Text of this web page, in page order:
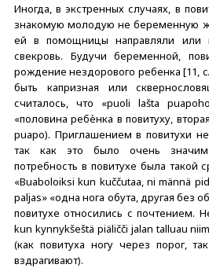
Иногда, в экстренных случаях, в
знакомую молодую не беременную
ей в помощницы направляли
свекровь. Будучи беременной,
рождение нездорового ребенка [11,
быть капризная или
считалось, что «puoli lašta
«половина ребѐнка в повитуху,
puapo). Приглашением в повитухи
так как это было очень
потребность в повитухе была такой
«Buaboloiksi kun kuččutaa, ni männä
paljas» «одна нога обута, другая без
повитухе относились с почтением.
kun kynnykšeštä piäličči jalan talluau
(как повитуха ногу через порог,
вздрагивают).